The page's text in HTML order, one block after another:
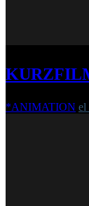
*ANIMATION el